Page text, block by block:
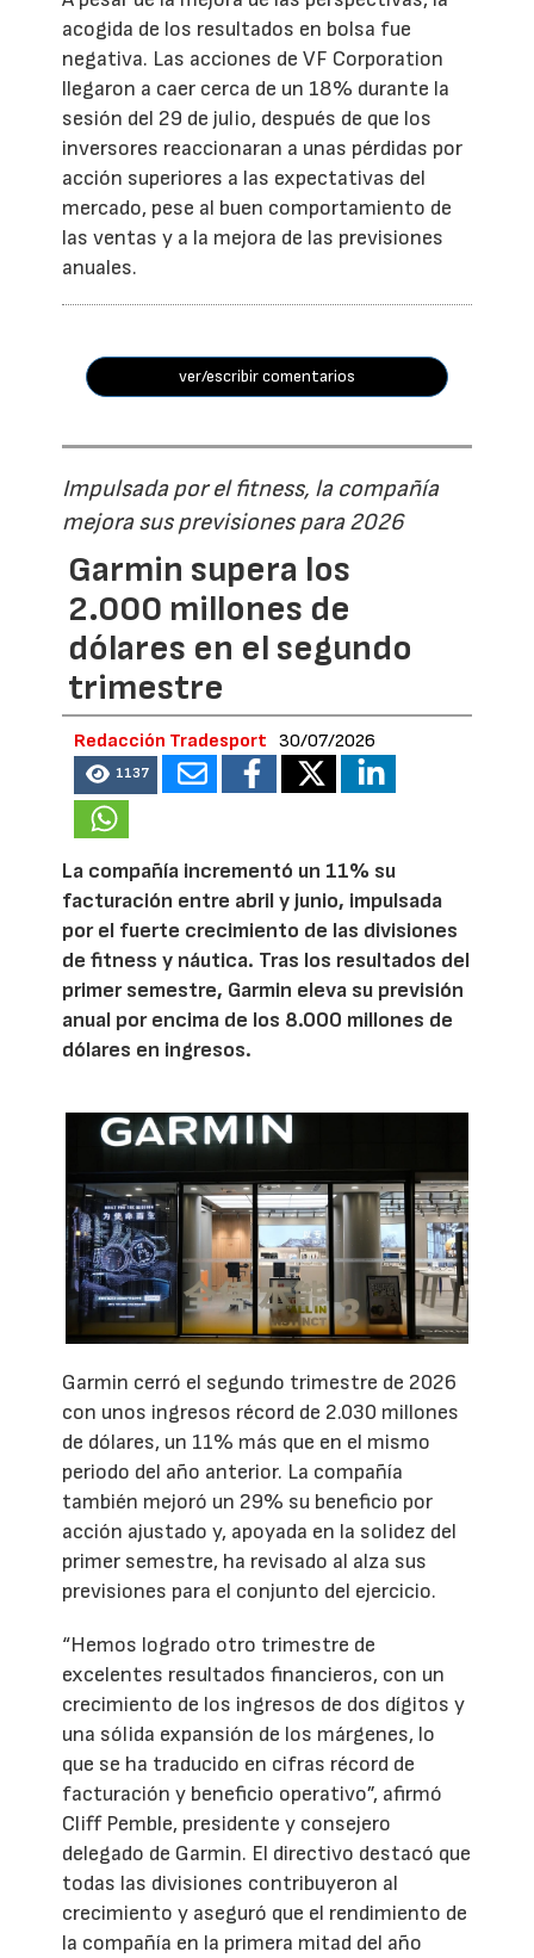
acogida de los resultados en bolsa fue
negativa. Las acciones de VF Corporation
llegaron a caer cerca de un 18% durante la
sesión del 29 de julio, después de que los
inversores reaccionaran a unas pérdidas por
acción superiores a las expectativas del
mercado, pese al buen comportamiento de
las ventas y a la mejora de las previsiones
anuales.
ver/escribir comentarios
Impulsada por el fitness, la compañía
mejora sus previsiones para 2026
Garmin supera los
2.000 millones de
dólares en el segundo
trimestre
Redacción Tradesport 30/07/2026
1137
La compañía incrementó un 11% su
facturación entre abril y junio, impulsada
por el fuerte crecimiento de las divisiones
de fitness y náutica. Tras los resultados del
primer semestre, Garmin eleva su previsión
anual por encima de los 8.000 millones de
dólares en ingresos.
Garmin cerró el segundo trimestre de 2026
con unos ingresos récord de 2.030 millones
de dólares, un 11% más que en el mismo
periodo del año anterior. La compañía
también mejoró un 29% su beneficio por
acción ajustado y, apoyada en la solidez del
primer semestre, ha revisado al alza sus
previsiones para el conjunto del ejercicio.
“Hemos logrado otro trimestre de
excelentes resultados financieros, con un
crecimiento de los ingresos de dos dígitos y
una sólida expansión de los márgenes, lo
que se ha traducido en cifras récord de
facturación y beneficio operativo”, afirmó
Cliff Pemble, presidente y consejero
delegado de Garmin. El directivo destacó que
todas las divisiones contribuyeron al
crecimiento y aseguró que el rendimiento de
la compañía en la primera mitad del año